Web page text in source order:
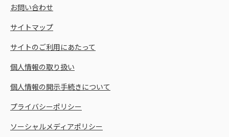
お問い合わせ
サイトマップ
サイトのご利用にあたって
個人情報の取り扱い
個人情報の開示手続きについて
プライバシーポリシー
ソーシャルメディアポリシー